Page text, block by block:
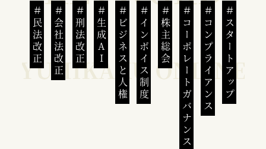
民法改正 会社法改正 刑法改正 生成AI ビジネスと人権インボイス制度 株主総会 コーポレートガバナンスコンプライアンススタートアップ